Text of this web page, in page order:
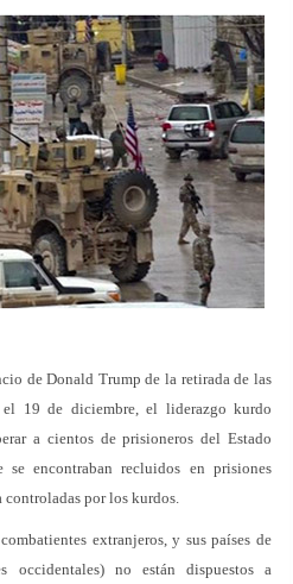
de Donald Trump de la retirada de las
el 19 de diciembre, el liderazgo kurdo
a cientos de prisioneros del Estado
encontraban recluidos en prisiones
controladas por los kurdos.
extranjeros, y sus países de
occidentales) no están dispuestos a